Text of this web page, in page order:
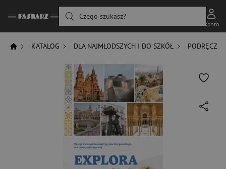
Czego szukasz?
Konto
KATALOG DLA NAJMŁODSZYCH I DO SZKÓŁ